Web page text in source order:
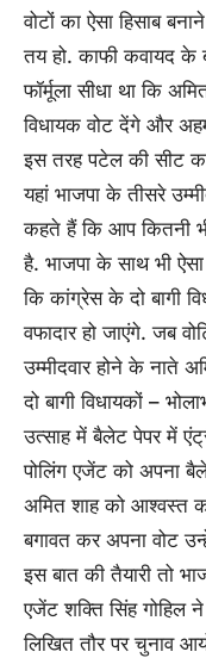
वोटों का ऐसा हिसाब
तय हो. काफी कवायद के
फॉर्मूला सीधा था कि
विधायक वोट देंगे और
इस तरह पटेल की सीट
यहां भाजपा के तीसरे
कहते हैं कि आप कितनी
है. भाजपा के साथ भी
कि कांग्रेस के दो बागी
वफादार हो जाएंगे. जब
उम्मीदवार होने के नाते
दो बागी विधायकों –
उत्साह में बैलेट पेपर में
पोलिंग एजेंट को अपना
अमित शाह को आश्वस्त
बगावत कर अपना वोट
इस बात की तैयारी तो
एजेंट शक्ति सिंह गोहिल
लिखित तौर पर चुनाव